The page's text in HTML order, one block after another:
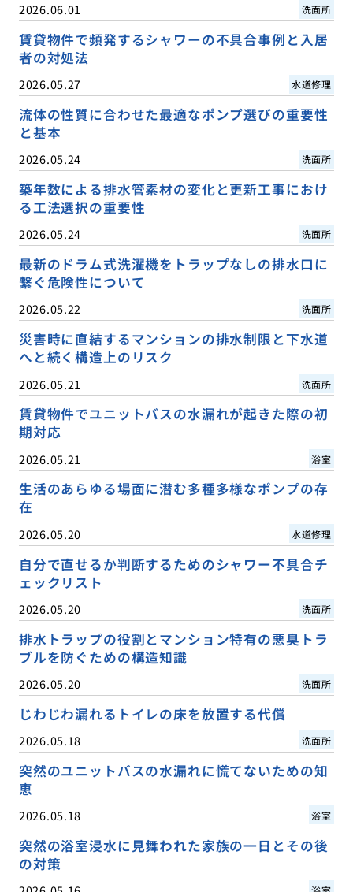
2026.06.01 洗面所
賃貸物件で頻発するシャワーの不具合事例と入居
者の対処法
2026.05.27 水道修理
流体の性質に合わせた最適なポンプ選びの重要性
と基本
2026.05.24 洗面所
築年数による排水管素材の変化と更新工事におけ
る工法選択の重要性
2026.05.24 洗面所
最新のドラム式洗濯機をトラップなしの排水口に
繋ぐ危険性について
2026.05.22 洗面所
災害時に直結するマンションの排水制限と下水道
へと続く構造上のリスク
2026.05.21 洗面所
賃貸物件でユニットバスの水漏れが起きた際の初
期対応
2026.05.21 浴室
生活のあらゆる場面に潜む多種多様なポンプの存
在
2026.05.20 水道修理
自分で直せるか判断するためのシャワー不具合チ
ェックリスト
2026.05.20 洗面所
排水トラップの役割とマンション特有の悪臭トラ
ブルを防ぐための構造知識
2026.05.20 洗面所
じわじわ漏れるトイレの床を放置する代償
2026.05.18 洗面所
突然のユニットバスの水漏れに慌てないための知
恵
2026.05.18 浴室
突然の浴室浸水に見舞われた家族の一日とその後
の対策